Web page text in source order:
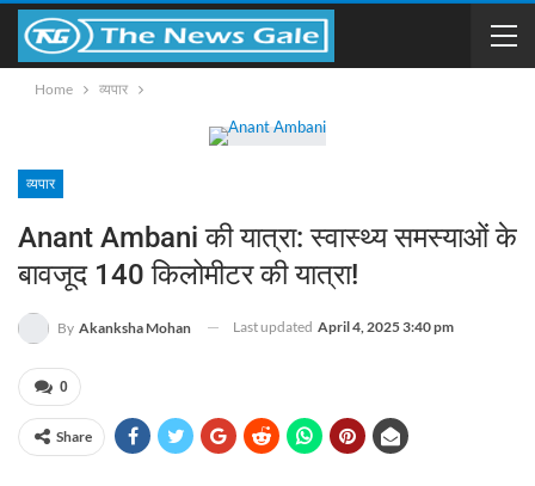
Home व्यपार
व्यपार
Anant Ambani की यात्रा: स्वास्थ्य समस्याओं के
बावजूद 140 किलोमीटर की यात्रा!
By Akanksha Mohan Last updated April 4, 2025 3:40 pm
0
Share